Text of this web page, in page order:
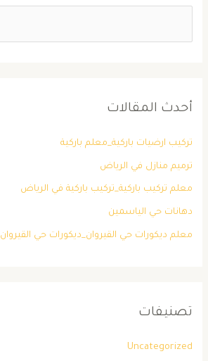
أحدث المقالات
تركيب ارضيات باركية_معلم باركية
ترميم منازل في الرياض
معلم تركيب باركية_تركيب باركية في الرياض
دهانات حي الياسمين
معلم ديكورات حي القيروان_ديكورات حي القيروان
تصنيفات
Uncategorized